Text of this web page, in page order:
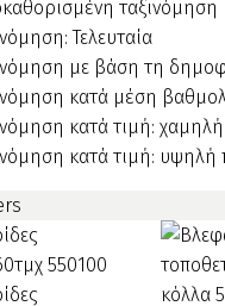
€22.00.
ταξινόμηση
Τελευταία
με βάση τη
κατά μέση
κατά τιμή:
κατά τιμή: